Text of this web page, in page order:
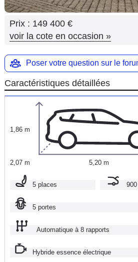
Prix : 149 400 €
voir la cote en occasion »
Poser votre question sur le
Caractéristiques détaillées
1,86 m
2,07 m 5,20 m
5 places 900
5 portes
Automatique à 8 rapports
Hybride essence électrique